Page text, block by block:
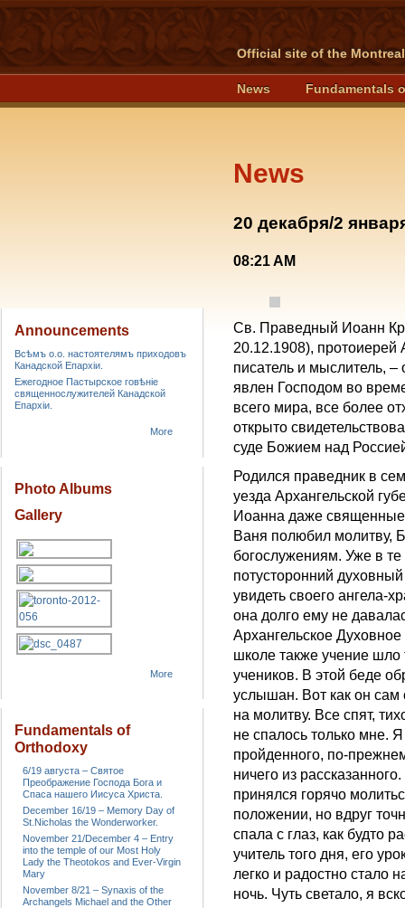
Official site of the
News Fundamentals
News
20 декабря/2
08:21 AM
Св. Праведный Иоанн
20.12.1908), протоиерей
писатель и мыслитель,
явлен Господом во
всего мира, все более
открыто
суде Божием над
Родился праведник в
уезда Архангельской
Иоанна даже
Ваня полюбил молитву,
богослужениям. Уже в
потусторонний
увидеть своего ангела-
она долго ему не
Архангельское
школе также учение шло
учеников. В этой беде
услышан. Вот как он сам
на молитву. Все спят,
не спалось только мне.
пройденного, по-
ничего из
принялся горячо
положении, но вдруг
спала с глаз, как будто
учитель того дня, его
легко и радостно стало
ночь. Чуть светало, я
Announcements
Всѣмъ о.о. настоятелямъ приходовъ
Канадской Епархiи.
Ежегодное Пастырское говѣніе
священнослужителей Канадской
Епархіи.
More
Photo Albums
Gallery
More
Fundamentals of
Orthodoxy
6/19 августа – Святое
Преображение Господа Бога и
Спаса нашего Иисуса Христа.
December 16/19 – Memory Day of
St.Nicholas the Wonderworker.
November 21/December 4 – Entry
into the temple of our Most Holy
Lady the Theotokos and Ever-Virgin
Mary
November 8/21 – Synaxis of the
Archangels Michael and the Other